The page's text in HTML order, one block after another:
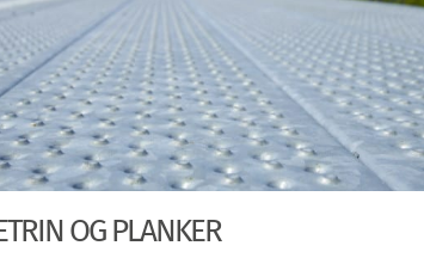
OG PLANKER